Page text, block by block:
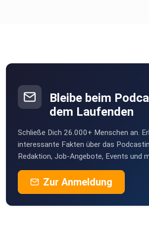
Bleibe beim
dem Laufenden
Schließe Dich 26.000+ Menschen an.
interessante Fakten über das
Redaktion, Job-Angebote, Events und
Zur Anmeldung